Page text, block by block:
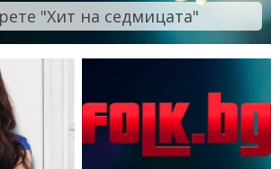
"Хит на седмицата"